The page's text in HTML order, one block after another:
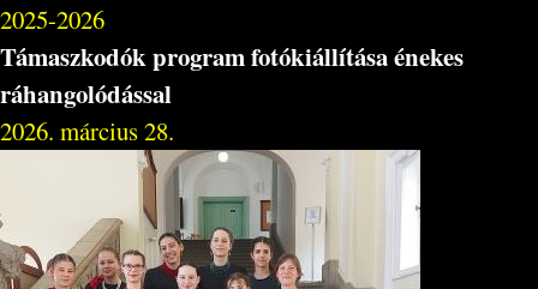
2025-2026
Támaszkodók program fotókiállítása énekes
ráhangolódással
2026. március 28.